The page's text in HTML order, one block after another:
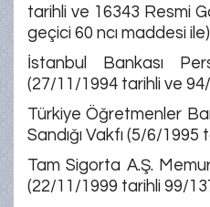
tarihli ve 16343 Resmi
geçici 60 ncı maddesi
İstanbul Bankası
(27/11/1994 tarihli ve 94/
Türkiye Öğretmenler
Sandığı Vakfı (5/6/1995
Tam Sigorta A.Ş.
(22/11/1999 tarihli 99/